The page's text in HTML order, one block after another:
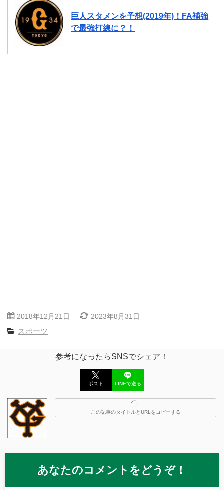
巨人スタメンを予想(2019年)！FA補強
で最強打線に？！
2018年12月21日 2023年8月31日
スポーツ
参考になったらSNSでシェア！
ポスト LINEで送る
この記事のタイトルとURLをコピーする
あなたのコメントをどうぞ！